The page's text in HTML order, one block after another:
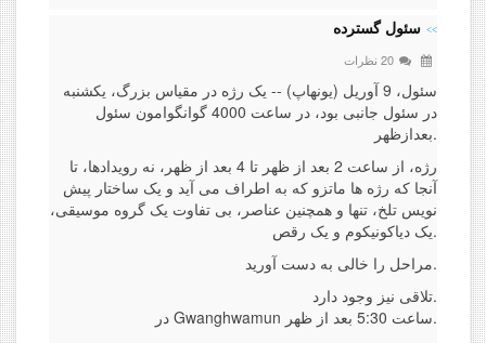
سئول گسترده
20 نظرات
سئول، 9 آوریل (یونهاپ) -- یک رژه در مقیاس بزرگ، یکشنبه
در سئول جانبی بود، در ساعت 4000 گوانگوامون سئول
بعدازظهر.
رژه، از ساعت 2 بعد از ظهر تا 4 بعد از ظهر، نه رویدادها، تا
آنجا که رژه ها ماتزو که به اطراف می آید و یک ساختار پیش
نویس تلخ، تنها و همچنین عناصر، بی تفاوت یک گروه موسیقی،
یک دیاکونیکوم و یک رقص.
مراحل را خالی به دست آورید.
تلاقی نیز وجود دارد.
در Gwanghwamun ساعت 5:30 بعد از ظهر.